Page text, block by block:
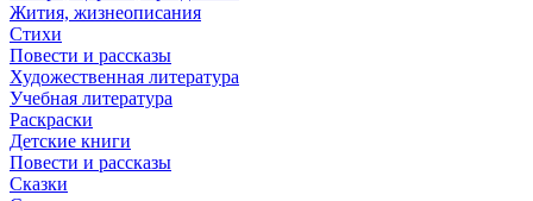
Жития, жизнеописания
Стихи
Повести и рассказы
Художественная литература
Учебная литература
Раскраски
Детские книги
Повести и рассказы
Сказки